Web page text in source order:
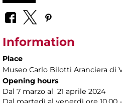
Information
Place
Museo Carlo Bilotti Aranciera di
Opening hours
Dal 7 marzo al 21 aprile 2024